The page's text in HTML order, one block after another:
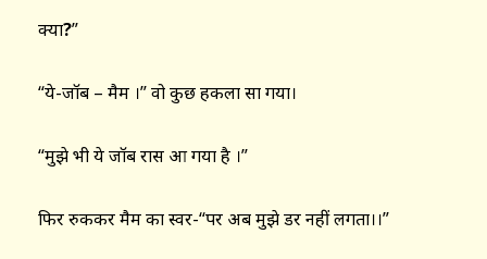
क्या?”
“ये-जॉब – मैम ।” वो कुछ हकला सा गया।
“मुझे भी ये जॉब रास आ गया है ।”
फिर रुककर मैम का स्वर-“पर अब मुझे डर नहीं लगता।।”